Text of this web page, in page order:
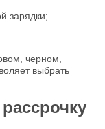
зарядки;
черном,
выбрать